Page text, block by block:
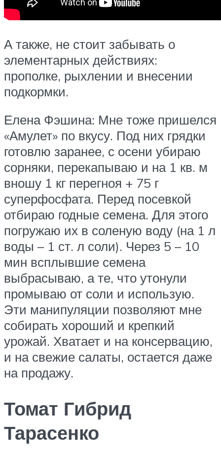
А также, не стоит забывать о
элементарных действиях:
прополке, рыхлении и внесении
подкормки.
Елена Фэшина: Мне тоже пришелся
«Амулет» по вкусу. Под них грядки
готовлю заранее, с осени убираю
сорняки, перекапываю и на 1 кв. м
вношу 1 кг перегноя + 75 г
суперфосфата. Перед посевкой
отбираю годные семена. Для этого
погружаю их в соленую воду (на 1 л
воды – 1 ст. л соли). Через 5 – 10
мин всплывшие семена
выбрасываю, а те, что утонули
промываю от соли и использую.
Эти манипуляции позволяют мне
собирать хороший и крепкий
урожай. Хватает и на консервацию,
и на свежие салаты, остается даже
на продажу.
Томат Гибрид
Тарасенко